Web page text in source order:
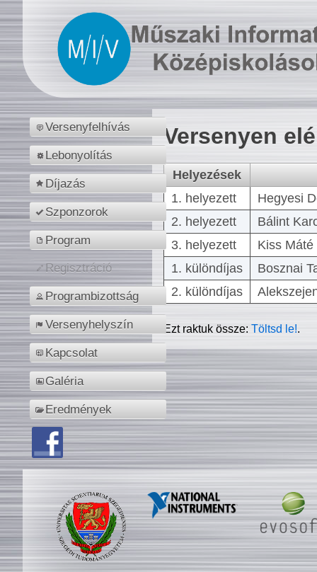
Versenyfelhívás
Lebonyolítás
Díjazás
Szponzorok
Program
Regisztráció
Programbizottság
Versenyhelyszín
Kapcsolat
Galéria
Eredmények
Versenyen
Helyezések
1. helyezett
Hegyesi
2. helyezett
Bálint
3. helyezett
Kiss
1. különdíjas
Bosznai
2. különdíjas
Ezt raktuk össze:Töltsd le!.